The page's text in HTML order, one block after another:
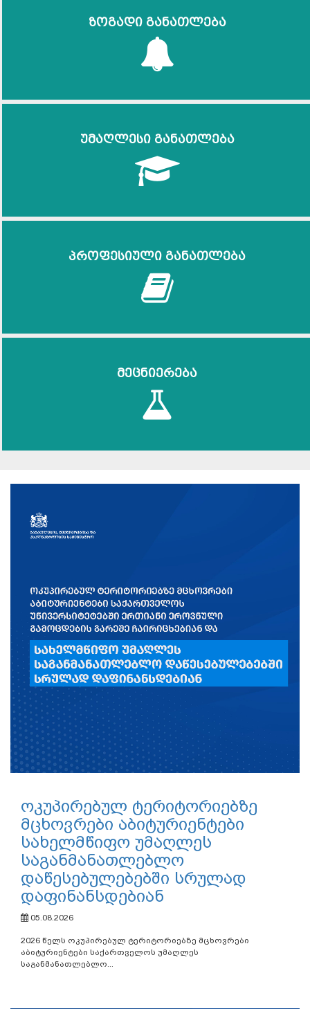
ზოგადი განათლება
უმაღლესი განათლება
პროფესიული განათლება
მეცნიერება
ოკუპირებულ ტერიტორიებზე
მცხოვრები აბიტურიენტები
სახელმწიფო უმაღლეს
საგანმანათლებლო
დაწესებულებებში სრულად
დაფინანსდებიან
05.08.2026
2026 წელს ოკუპირებულ ტერიტორიებზე მცხოვრები
აბიტურიენტები საქართველოს უმაღლეს
საგანმანათლებლო...